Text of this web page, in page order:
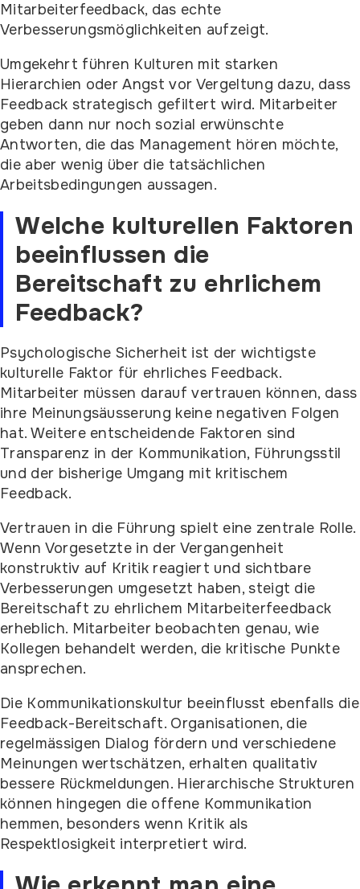
Mitarbeiterfeedback, das echte
Verbesserungsmöglichkeiten aufzeigt.
Umgekehrt führen Kulturen mit starken
Hierarchien oder Angst vor Vergeltung dazu, dass
Feedback strategisch gefiltert wird. Mitarbeiter
geben dann nur noch sozial erwünschte
Antworten, die das Management hören möchte,
die aber wenig über die tatsächlichen
Arbeitsbedingungen aussagen.
Welche kulturellen Faktoren
beeinflussen die
Bereitschaft zu ehrlichem
Feedback?
Psychologische Sicherheit ist der wichtigste
kulturelle Faktor für ehrliches Feedback.
Mitarbeiter müssen darauf vertrauen können, dass
ihre Meinungsäusserung keine negativen Folgen
hat. Weitere entscheidende Faktoren sind
Transparenz in der Kommunikation, Führungsstil
und der bisherige Umgang mit kritischem
Feedback.
Vertrauen in die Führung spielt eine zentrale Rolle.
Wenn Vorgesetzte in der Vergangenheit
konstruktiv auf Kritik reagiert und sichtbare
Verbesserungen umgesetzt haben, steigt die
Bereitschaft zu ehrlichem Mitarbeiterfeedback
erheblich. Mitarbeiter beobachten genau, wie
Kollegen behandelt werden, die kritische Punkte
ansprechen.
Die Kommunikationskultur beeinflusst ebenfalls die
Feedback-Bereitschaft. Organisationen, die
regelmässigen Dialog fördern und verschiedene
Meinungen wertschätzen, erhalten qualitativ
bessere Rückmeldungen. Hierarchische Strukturen
können hingegen die offene Kommunikation
hemmen, besonders wenn Kritik als
Respektlosigkeit interpretiert wird.